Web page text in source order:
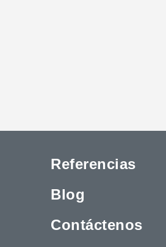
Referencias
Blog
Contáctenos